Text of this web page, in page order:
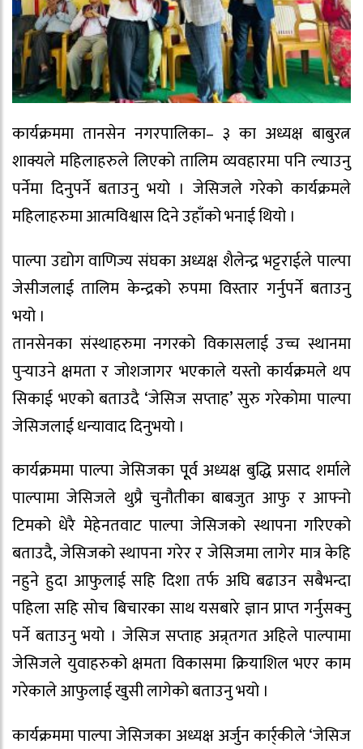
कार्यक्रममा तानसेन नगरपालिका– ३ का अध्यक्ष बाबुरत्न
शाक्यले महिलाहरुले लिएको तालिम व्यवहारमा पनि ल्याउनु
पर्नेमा दिनुपर्ने बताउनु भयो । जेसिजले गरेको कार्यक्रमले
महिलाहरुमा आत्मविश्वास दिने उहाँको भनाई थियो ।
पाल्पा उद्योग वाणिज्य संघका अध्यक्ष शैलेन्द्र भट्टराईले पाल्पा
जेसीजलाई तालिम केन्द्रको रुपमा विस्तार गर्नुपर्ने बताउनु
भयो ।
तानसेनका संस्थाहरुमा नगरको विकासलाई उच्च स्थानमा
पुर्‍याउने क्षमता र जोशजागर भएकाले यस्तो कार्यक्रमले थप
सिकाई भएको बताउदै ‘जेसिज सप्ताह’ सुरु गरेकोमा पाल्पा
जेसिजलाई धन्यावाद दिनुभयो ।
कार्यक्रममा पाल्पा जेसिजका पूूर्व अध्यक्ष बुद्धि प्रसाद शर्माले
पाल्पामा जेसिजले थुप्रै चुनौतीका बाबजुत आफु र आफ्नो
टिमको धेरै मेहेनतवाट पाल्पा जेसिजको स्थापना गरिएको
बताउदै, जेसिजको स्थापना गरेर र जेसिजमा लागेर मात्र केहि
नहुने हुदा आफुलाई सहि दिशा तर्फ अघि बढाउन सबैभन्दा
पहिला सहि सोच बिचारका साथ यसबारे ज्ञान प्राप्त गर्नुसक्नु
पर्ने बताउनु भयो । जेसिज सप्ताह अन्र्तगत अहिले पाल्पामा
जेसिजले युवाहरुको क्षमता विकासमा क्रियाशिल भएर काम
गरेकाले आफुलाई खुसी लागेको बताउनु भयो ।
कार्यक्रममा पाल्पा जेसिजका अध्यक्ष अर्जुन कार्र्कीले ‘जेसिज